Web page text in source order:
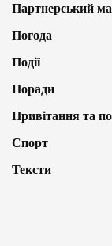
Партнерський
Погода
Події
Поради
Привітання та
Спорт
Тексти